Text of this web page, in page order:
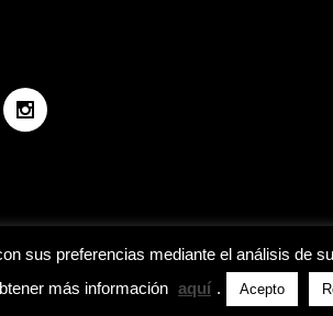
sus preferencias mediante el análisis de
más información aquí . Acepto